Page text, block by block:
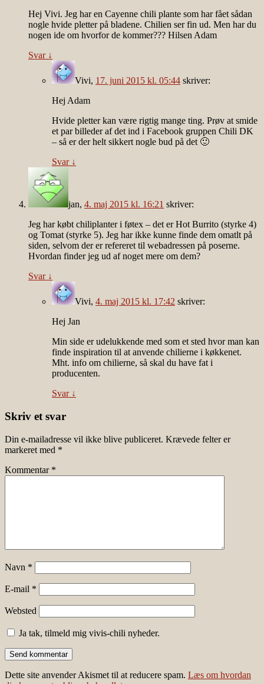
Hej Vivi. Jeg har en Cayenne chili plante som har fået sådan
nogle hvide pletter på bladene. Chilien ser fin ud. Men har du
nogen ide om hvorfor de kommer??? Hilsen Adam
Svar ↓
Vivi, 17. juni 2015 kl. 05:44 skriver:
Hej Adam
Hvide pletter kan være rigtig mange ting. Prøv at smide
et par billeder af det ind i Facebook gruppen Chili DK
– så er der helt sikkert nogle bud på det 🙂
Svar ↓
jan, 4. maj 2015 kl. 16:21 skriver:
Jeg har købt chiliplanter i føtex – det er Hot Burrito (styrke 4)
og Tomat (styrke 5). Jeg har ikke kunne finde dem omatlt på
siden, selvom der er refereret til webadressen på poserne.
Hvordan finder jeg ud af noget mere om dem?
Svar ↓
Vivi, 4. maj 2015 kl. 17:42 skriver:
Hej Jan
Min side er udelukkende med som et sted hvor man kan
finde inspiration til at anvende chilierne i køkkenet.
Mht. info om chilierne, så skal du have fat i
producenten.
Svar ↓
Skriv et svar
Din e-mailadresse vil ikke blive publiceret. Krævede felter er
markeret med *
Kommentar *
Navn *
E-mail *
Websted
Ja tak, tilmeld mig vivis-chili nyheder.
Dette site anvender Akismet til at reducere spam. Læs om hvordan